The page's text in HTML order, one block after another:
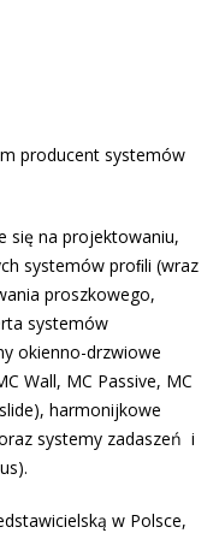
producent systemów
się na projektowaniu,
systemów proﬁli (wraz
proszkowego,
systemów
okienno-drzwiowe
Wall, MC Passive, MC
harmonijkowe
systemy zadaszeń i
w Polsce,